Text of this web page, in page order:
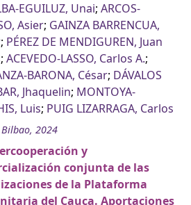
EGUILUZ, Unai; ARCOS-
Asier; GAINZA BARRENCUA,
; PÉREZ DE MENDIGUREN, Juan
; ACEVEDO-LASSO, Carlos A.;
BARONA, César; DÁVALOS
Jhaquelin; MONTOYA-
Luis; PUIG LIZARRAGA, Carlos
2024
y
conjunta de las
de la Plataforma
del Cauca. Aportaciones